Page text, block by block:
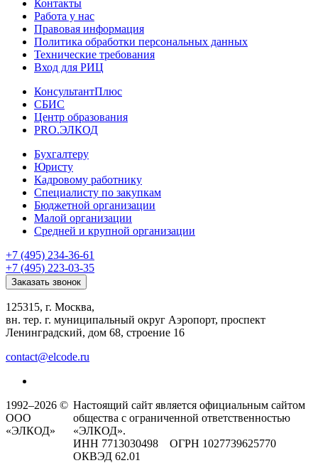
Контакты
Работа у нас
Правовая информация
Политика обработки персональных данных
Технические требования
Вход для РИЦ
КонсультантПлюс
СБИС
Центр образования
PRO.ЭЛКОД
Бухгалтеру
Юристу
Кадровому работнику
Специалисту по закупкам
Бюджетной организации
Малой организации
Средней и крупной организации
+7 (495) 234-36-61
+7 (495) 223-03-35
Заказать звонок
125315, г. Москва,
вн. тер. г. муниципальный округ Аэропорт, проспект
Ленинградский, дом 68, строение 16
contact@elcode.ru
1992–2026 ©
ООО
«ЭЛКОД»
Настоящий сайт является официальным сайтом
общества с ограниченной ответственностью
«ЭЛКОД».
ИНН 7713030498 ОГРН 1027739625770
ОКВЭД 62.01